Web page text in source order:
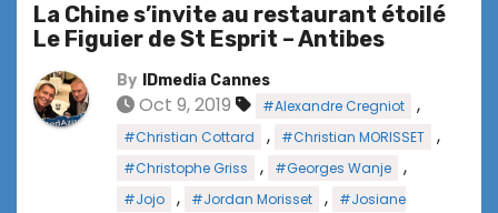
La Chine s’invite au restaurant étoilé
Le Figuier de St Esprit – Antibes
By IDmedia Cannes
Oct 9, 2019 #Alexandre Cregniot ,
#Christian Cottard , #Christian MORISSET ,
#Christophe Griss , #Georges Wanje ,
#Jojo , #Jordan Morisset ,
#Josiane